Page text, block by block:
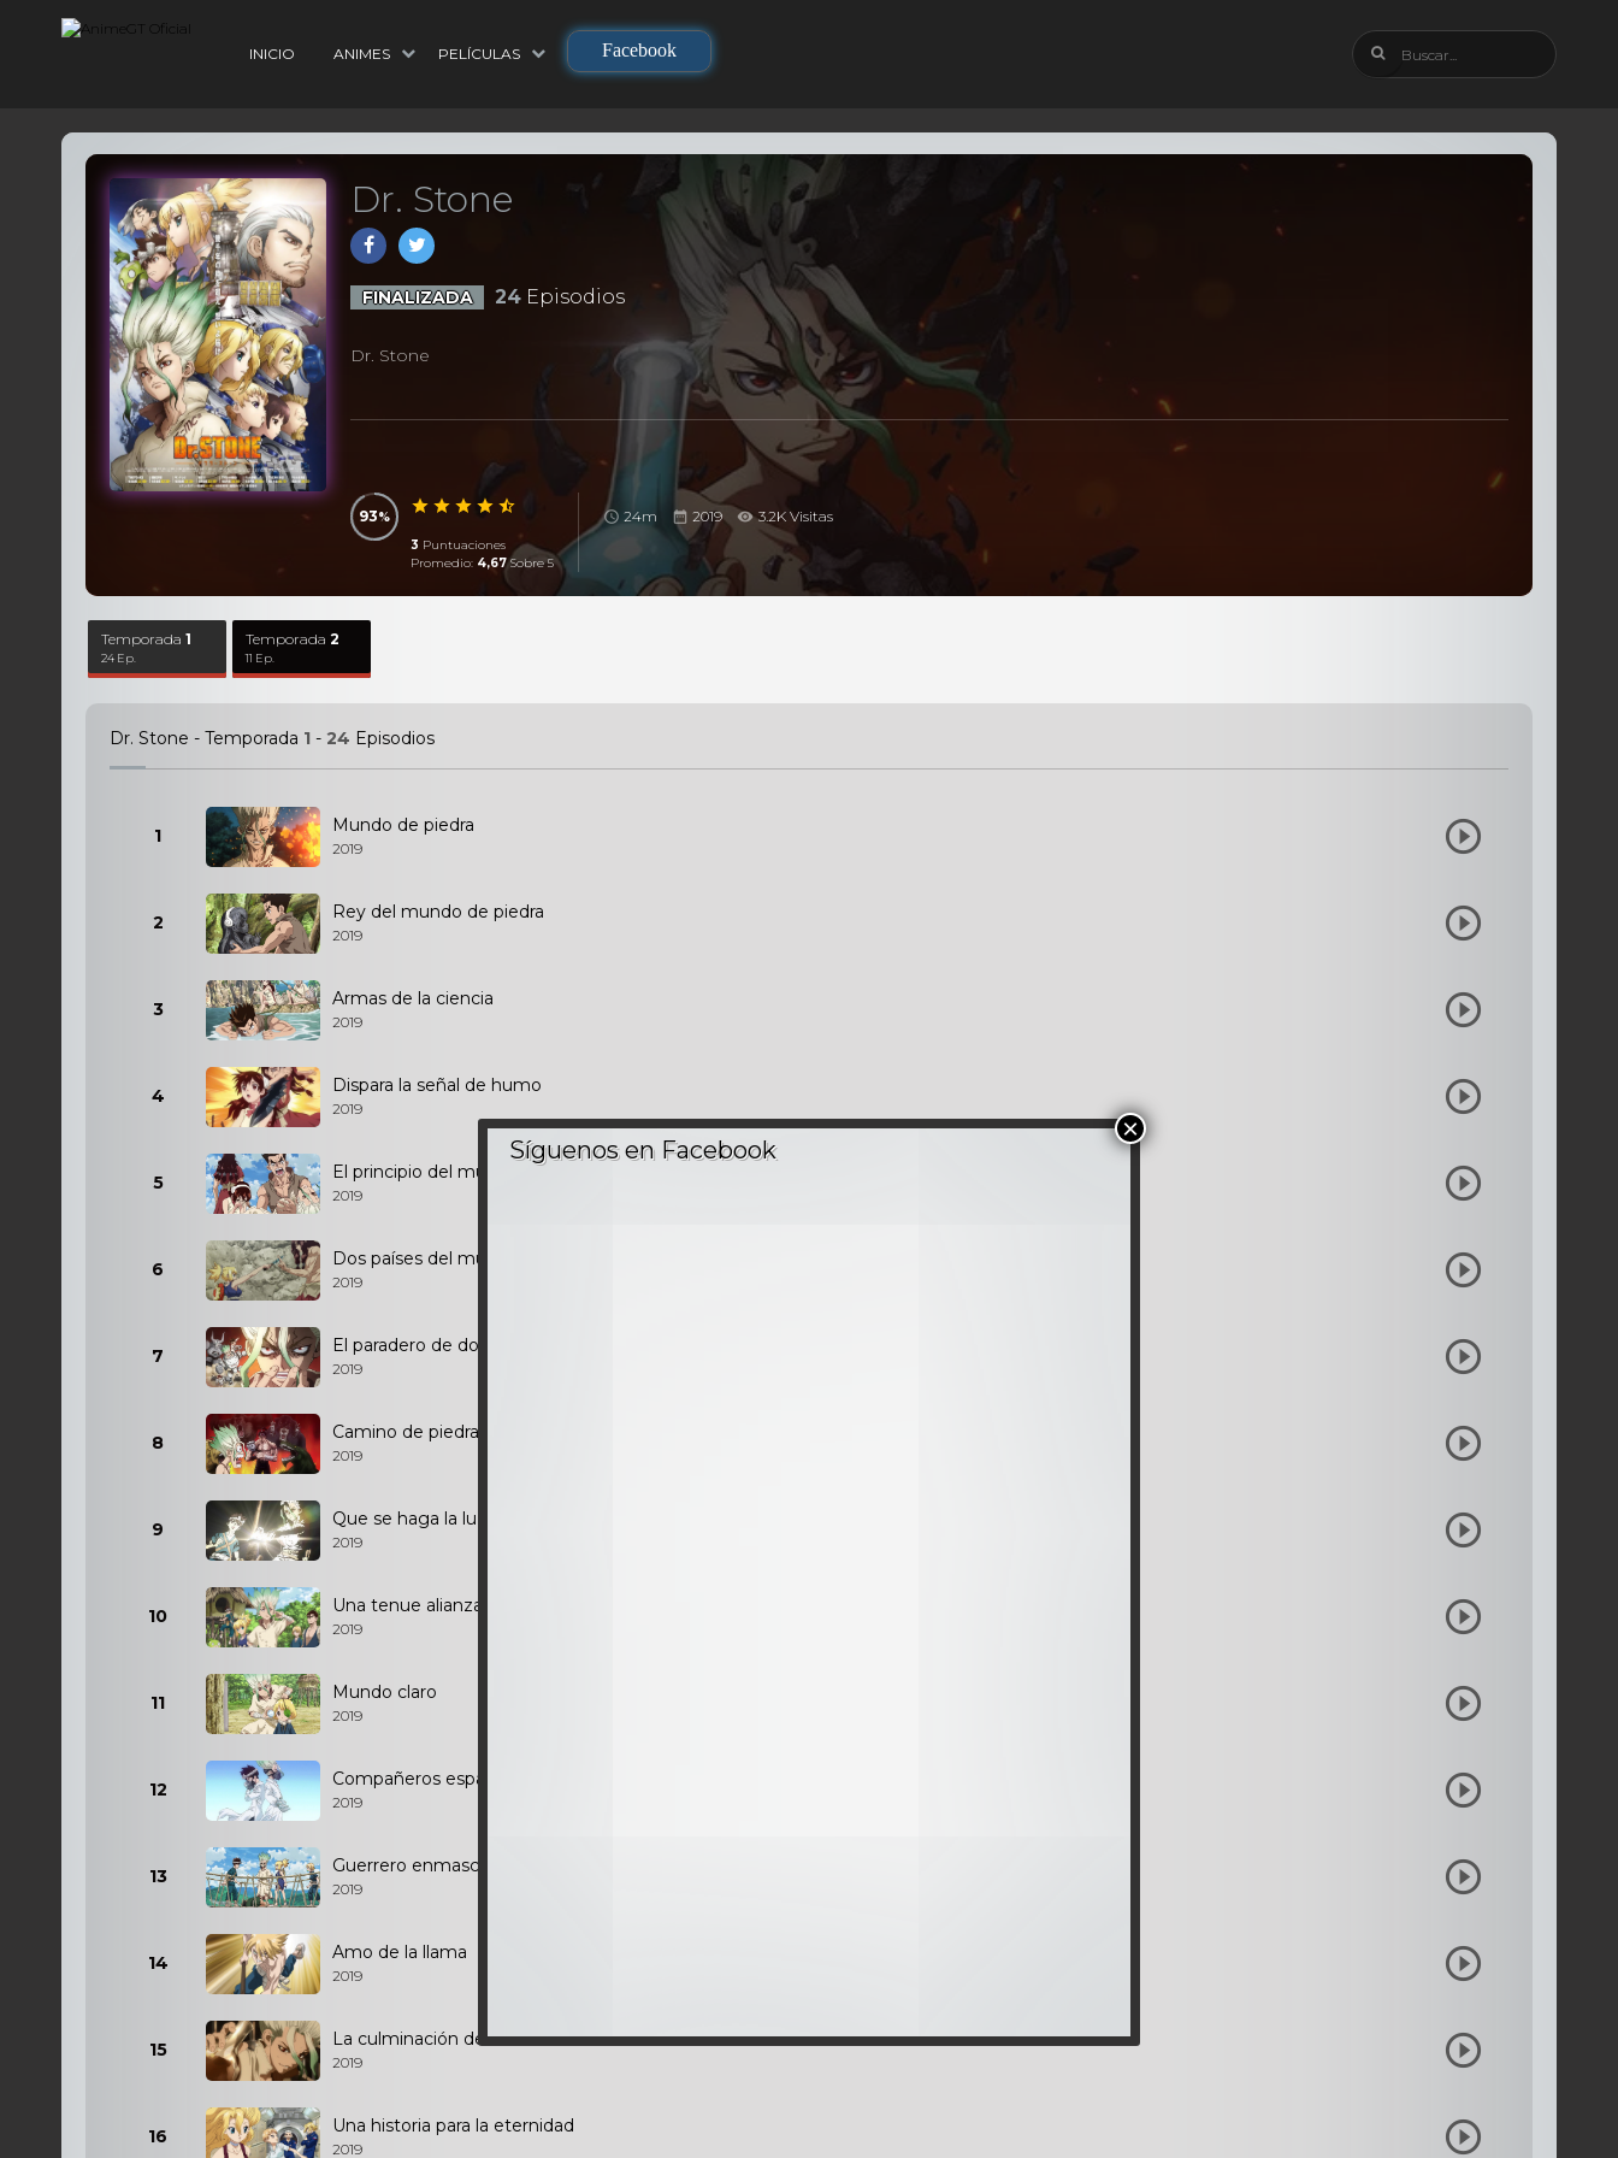
INICIO ANIMES PELÍCULAS Facebook
Dr. Stone
FINALIZADA 24Episodios
Dr. Stone
93
3 Puntuaciones
Promedio: 4,67Sobre 5
24m 2019 3.2K Visitas
Temporada1
24 Ep.
Temporada2
11 Ep.
Dr. Stone - Temporada 1 - 24 Episodios
1 Mundo de piedra
2019
2 Rey del mundo de piedra
2019
3 Armas de la ciencia
2019
4 Dispara la señal de humo
2019
5 El principio del mundo de piedra
2019
6 Dos países del mundo de piedra
2019
7 El paradero de dos millones de años
2019
8 Camino de piedra
2019
9 Que se haga la luz de la ciencia
2019
10 Una tenue alianza
2019
11 Mundo claro
2019
12 Compañeros espalda con espalda
2019
13 Guerrero enmascarado
2019
14 Amo de la llama
2019
15 La culminación de 2 millones de años
2019
16 Una historia para la eternidad
2019